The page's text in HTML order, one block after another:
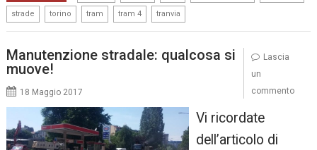
strade torino tram tram 4 tranvia
Manutenzione stradale: qualcosa si
muove!
18 Maggio 2017
Vi ricordate
dell’articolo di
Lascia
un
commento